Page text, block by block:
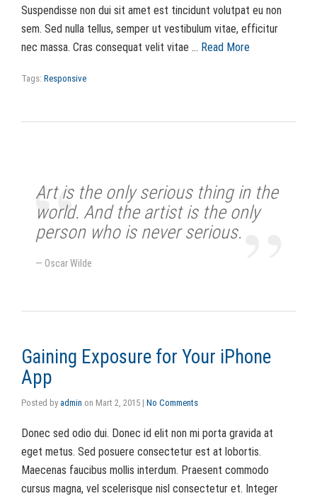
Suspendisse non dui sit amet est tincidunt volutpat eu non
sem. Sed nulla tellus, semper ut vestibulum vitae, efficitur
nec massa. Cras consequat velit vitae … Read More
Tags: Responsive
Art is the only serious thing in the
world. And the artist is the only
person who is never serious.
Oscar Wilde
Gaining Exposure for Your iPhone
App
Posted by admin on Mart 2, 2015 | No Comments
Donec sed odio dui. Donec id elit non mi porta gravida at
eget metus. Sed posuere consectetur est at lobortis.
Maecenas faucibus mollis interdum. Praesent commodo
cursus magna, vel scelerisque nisl consectetur et. Integer